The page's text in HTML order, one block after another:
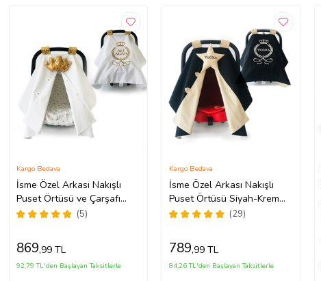
İsme Özel Arkası Nakışlı
Puset Örtüsü ve Çarşafı
Beyaz-Gold (Standart)
(5)
Kargo Bedava
869,99 TL
92,79 TL'den Başlayan Taksitlerle
İsme Özel Arkası Nakışlı
Puset Örtüsü Siyah-Krem
(Standart)
(29)
Kargo Bedava
789,99 TL
84,26 TL'den Başlayan Taksitlerle